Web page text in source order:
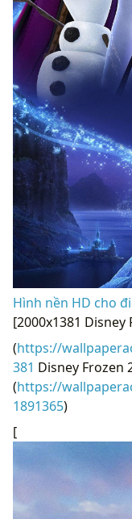
Hình nền HD cho
[2000x1381
(https://
381 Disney Frozen
(https://
1891365)
[